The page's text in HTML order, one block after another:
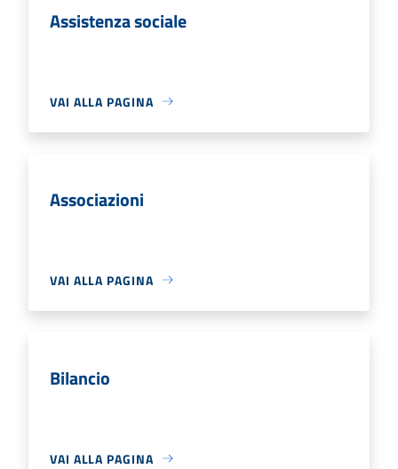
Assistenza sociale
VAI ALLA PAGINA
Associazioni
VAI ALLA PAGINA
Bilancio
VAI ALLA PAGINA